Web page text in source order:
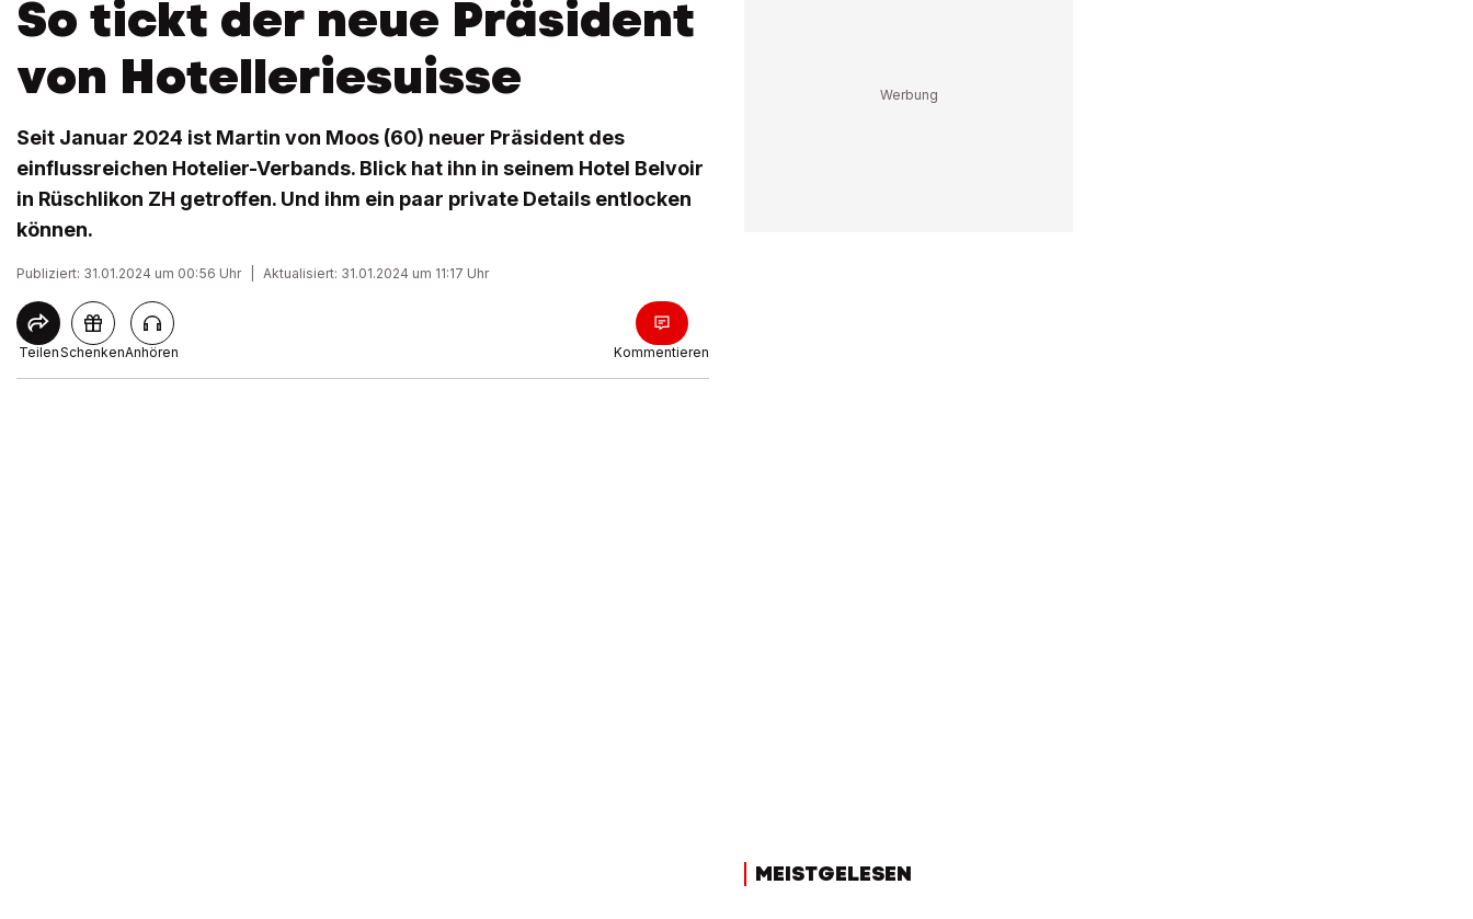
So tickt der neue Präsident
von Hotelleriesuisse
Seit Januar 2024 ist Martin von Moos (60) neuer Präsident des
einflussreichen Hotelier-Verbands. Blick hat ihn in seinem Hotel Belvoir
in Rüschlikon ZH getroffen. Und ihm ein paar private Details entlocken
können.
Publiziert: 31.01.2024 um 00:56 Uhr Aktualisiert: 31.01.2024 um 11:17 Uhr
TeilenSchenkenAnhören Kommentieren
MEISTGELESEN